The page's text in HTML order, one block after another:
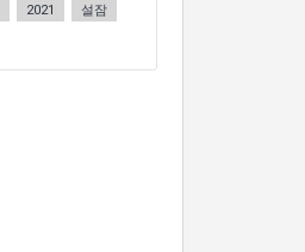
2021
설잠